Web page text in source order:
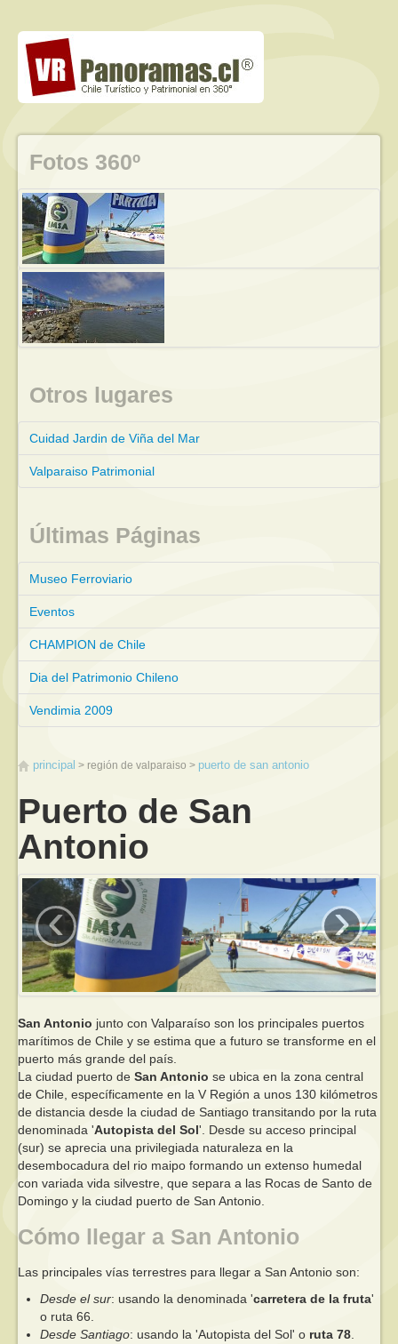
Fotos 360º
Otros lugares
Cuidad Jardin de Viña del Mar
Valparaiso Patrimonial
Últimas Páginas
Museo Ferroviario
Eventos
CHAMPION de Chile
Dia del Patrimonio Chileno
Vendimia 2009
principal región de valparaiso puerto de san antonio
Puerto de San
Antonio
‹ ›
San Antonio junto con Valparaíso son los principales puertos
marítimos de Chile y se estima que a futuro se transforme en el
puerto más grande del país.
La ciudad puerto de San Antonio se ubica en la zona central
de Chile, específicamente en la V Región a unos 130 kilómetros
de distancia desde la ciudad de Santiago transitando por la ruta
denominada 'Autopista del Sol'. Desde su acceso principal
(sur) se aprecia una privilegiada naturaleza en la
desembocadura del rio maipo formando un extenso humedal
con variada vida silvestre, que separa a las Rocas de Santo de
Domingo y la ciudad puerto de San Antonio.
Cómo llegar a San Antonio
Las principales vías terrestres para llegar a San Antonio son:
Desde el sur: usando la denominada 'carretera de la fruta'
o ruta 66.
Desde Santiago: usando la 'Autopista del Sol' o ruta 78.